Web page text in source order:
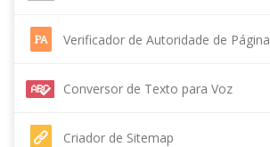
Verificador de Autoridade de Página
Conversor de Texto para Voz
Criador de Sitemap